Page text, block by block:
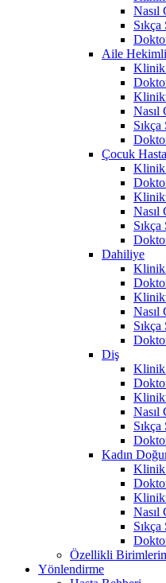
Nasıl
Aile
Klinik
Nasıl
Çocuk
Klinik
Nasıl
Dahiliye
Klinik
Nasıl
Diş
Klinik
Nasıl
Kadın
Klinik
Nasıl
Özellikli
Yönlendirme